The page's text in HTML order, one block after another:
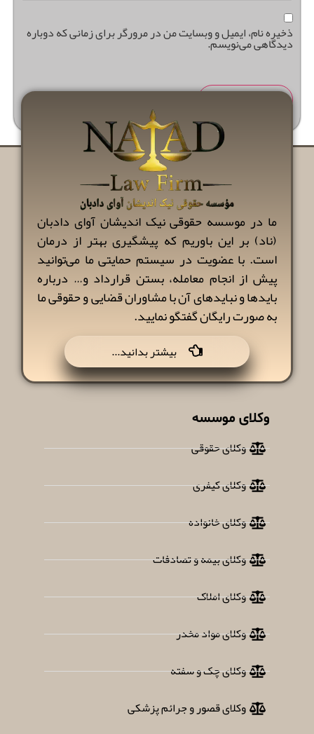
ذخیره نام، ایمیل و وبسایت من در مرورگر برای زمانی که دوباره
دیدگاهی می‌نویسم.
ما در موسسه حقوقی نیک اندیشان آوای دادبان
(ناد) بر این باوریم که پیشگیری بهتر از درمان
است. با عضویت در سیستم حمایتی ما می‌توانید
پیش از انجام معامله، بستن قرارداد و… درباره
بایدها و نبایدهای آن با مشاوران قضایی و حقوقی ما
به صورت رایگان گفتگو نمایید.
...بیشتر بدانید
وکلای موسسه
وکلای حقوقی
وکلای کیفری
وکلای خانواده
وکلای بیمه و تصادفات
وکلای املاک
وکلای مواد مخدر
وکلای چک و سفته
وکلای قصور و جرائم پزشکی